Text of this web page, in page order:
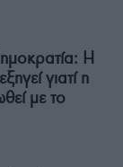
Η
γιατί η
με το